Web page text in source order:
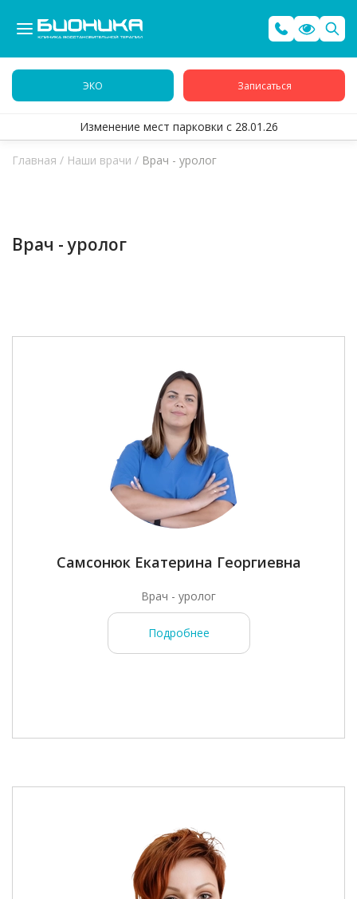
ЭКО Записаться
Изменение мест парковки с 28.01.26
Главная / Наши врачи / Врач - уролог
Врач - уролог
Самсонюк Екатерина Георгиевна
Врач - уролог
Подробнее